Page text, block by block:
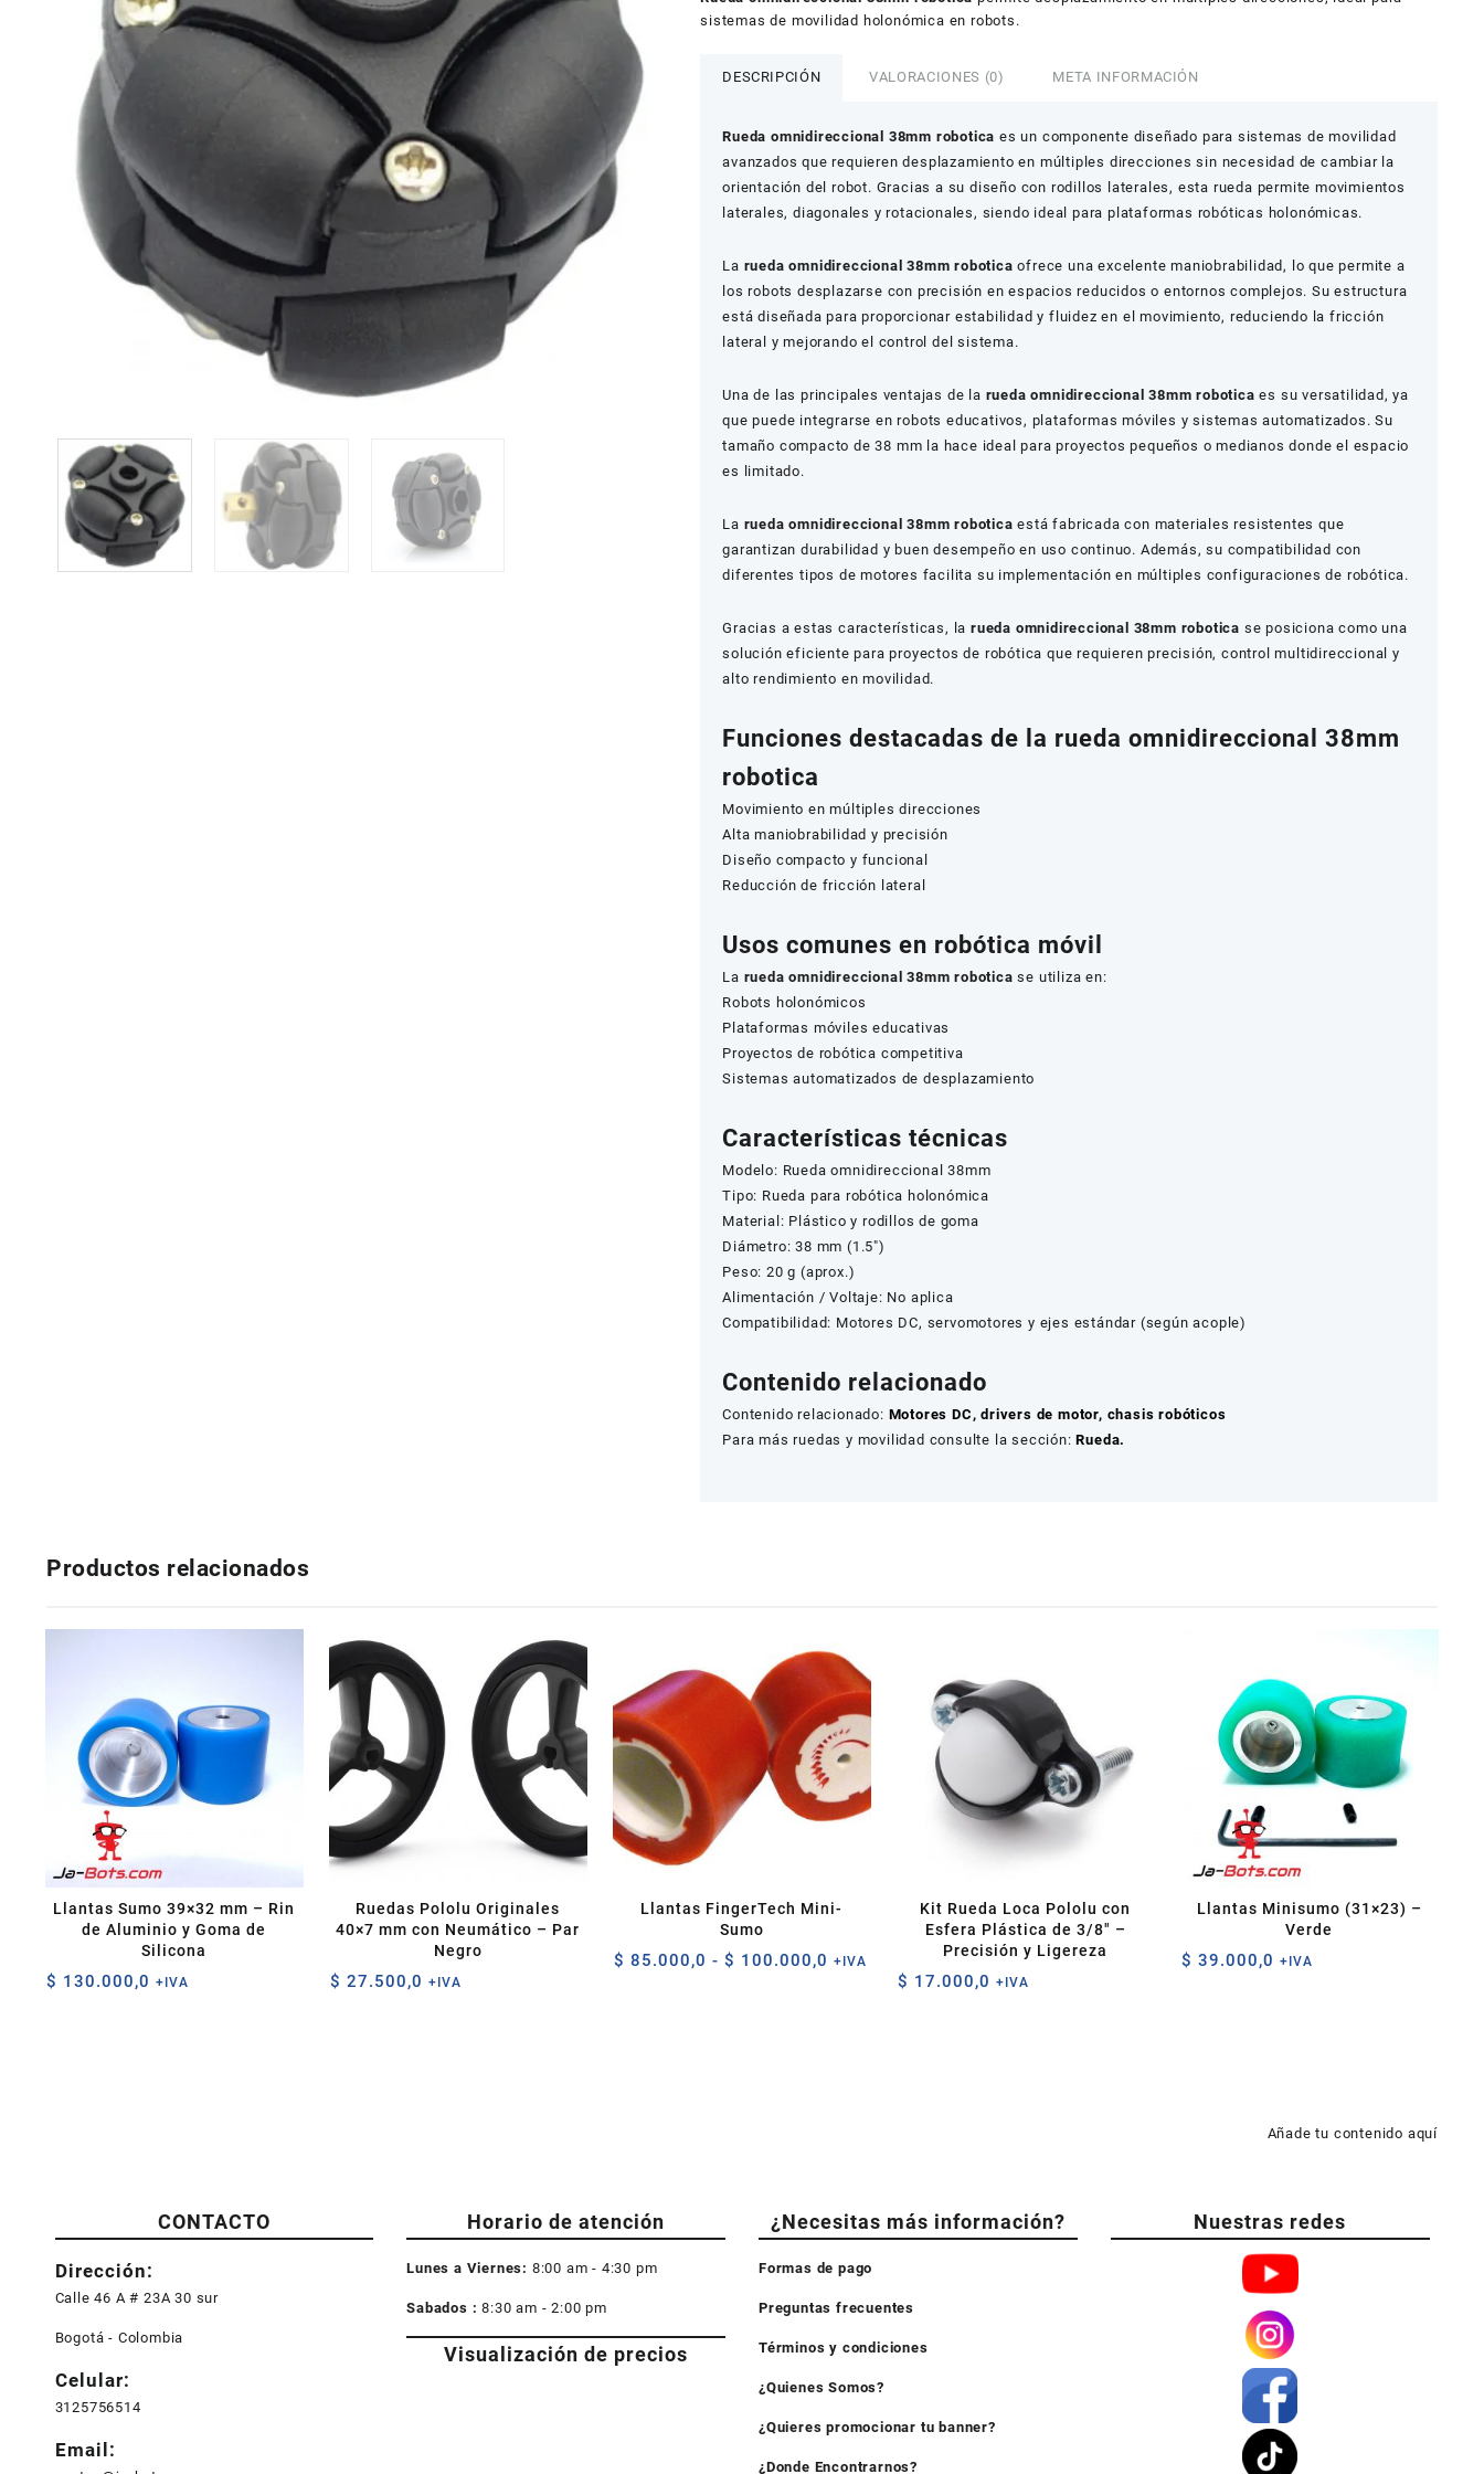
sistemas de movilidad holonómica en robots.
DESCRIPCIÓN VALORACIONES (0) META INFORMACIÓN
Rueda omnidireccional 38mm robotica es un componente diseñado para sistemas de movilidad
avanzados que requieren desplazamiento en múltiples direcciones sin necesidad de cambiar la
orientación del robot. Gracias a su diseño con rodillos laterales, esta rueda permite movimientos
laterales, diagonales y rotacionales, siendo ideal para plataformas robóticas holonómicas.
La rueda omnidireccional 38mm robotica ofrece una excelente maniobrabilidad, lo que permite a
los robots desplazarse con precisión en espacios reducidos o entornos complejos. Su estructura
está diseñada para proporcionar estabilidad y fluidez en el movimiento, reduciendo la fricción
lateral y mejorando el control del sistema.
Una de las principales ventajas de la rueda omnidireccional 38mm robotica es su versatilidad, ya
que puede integrarse en robots educativos, plataformas móviles y sistemas automatizados. Su
tamaño compacto de 38 mm la hace ideal para proyectos pequeños o medianos donde el espacio
es limitado.
La rueda omnidireccional 38mm robotica está fabricada con materiales resistentes que
garantizan durabilidad y buen desempeño en uso continuo. Además, su compatibilidad con
diferentes tipos de motores facilita su implementación en múltiples configuraciones de robótica.
Gracias a estas características, larueda omnidireccional 38mm robotica se posiciona como una
solución eficiente para proyectos de robótica que requieren precisión, control multidireccional y
alto rendimiento en movilidad.
Funciones destacadas de la rueda omnidireccional 38mm
robotica
Movimiento en múltiples direcciones
Alta maniobrabilidad y precisión
Diseño compacto y funcional
Reducción de fricción lateral
Usos comunes en robótica móvil
La rueda omnidireccional 38mm robotica se utiliza en:
Robots holonómicos
Plataformas móviles educativas
Proyectos de robótica competitiva
Sistemas automatizados de desplazamiento
Características técnicas
Modelo: Rueda omnidireccional 38mm
Tipo: Rueda para robótica holonómica
Material: Plástico y rodillos de goma
Diámetro: 38 mm (1.5″)
Peso: 20 g (aprox.)
Alimentación / Voltaje: No aplica
Compatibilidad: Motores DC, servomotores y ejes estándar (según acople)
Contenido relacionado
Contenido relacionado: Motores DC, drivers de motor, chasis robóticos
Para más ruedas y movilidad consulte la sección: Rueda.
Productos relacionados
Llantas Sumo 39×32 mm – Rin
de Aluminio y Goma de
Silicona
$ 130.000,0 +IVA
Ruedas Pololu Originales
40×7 mm con Neumático – Par
Negro
$ 27.500,0 +IVA
Llantas FingerTech Mini-
Sumo
$ 85.000,0 - $ 100.000,0 Rango
+IVA
Kit Rueda Loca Pololu con
Esfera Plástica de 3/8″ –
Precisión y Ligereza
$ 17.000,0 +IVA
Llantas Minisumo (31×23) –
Verde
$ 39.000,0 +IVA
Añade tu contenido aquí
CONTACTO
Dirección:
Calle 46 A # 23A 30 sur
Bogotá - Colombia
Celular:
3125756514
Email:
Horario de atención
Lunes a Viernes: 8:00 am - 4:30 pm
Sabados :8:30 am - 2:00 pm
Visualización de precios
¿Necesitas más información?
Formas de pago
Preguntas frecuentes
Términos y condiciones
¿Quienes Somos?
¿Quieres promocionar tu banner?
¿Donde Encontrarnos?
Nuestras redes